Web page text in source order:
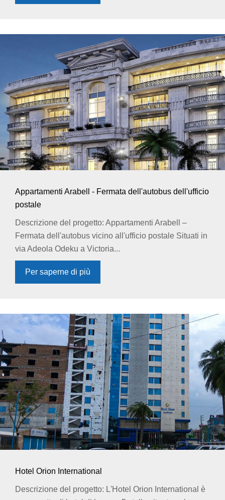
Appartamenti Arabell - Fermata dell'autobus dell'ufficio
postale
Descrizione del progetto: Appartamenti Arabell –
Fermata dell'autobus vicino all'ufficio postale Situati in
via Adeola Odeku a Victoria...
Per saperne di più
Hotel Orion International
Descrizione del progetto: L'Hotel Orion International è